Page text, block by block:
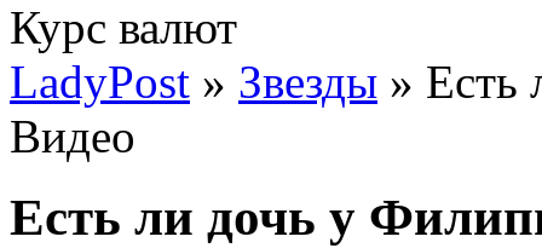
Курс валют
LadyPost » Звезды » Есть
Видео
Есть ли дочь у